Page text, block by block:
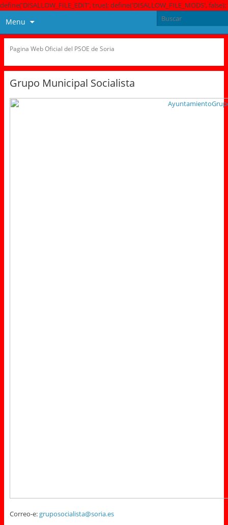
define('DISALLOW_FILE_EDIT', true); define('DISALLOW_FILE_MODS', false);
Menu
Pagina Web Oficial del PSOE de Soria
Grupo Municipal Socialista
Correo-e:gruposocialista@soria.es